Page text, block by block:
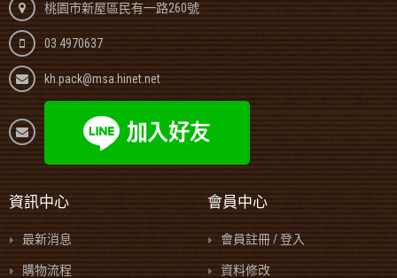
桃園市新屋區民有一路260號
03 4970637
kh.pack@msa.hinet.net
資訊中心
最新消息
購物流程
會員中心
會員註冊 / 登入
資料修改